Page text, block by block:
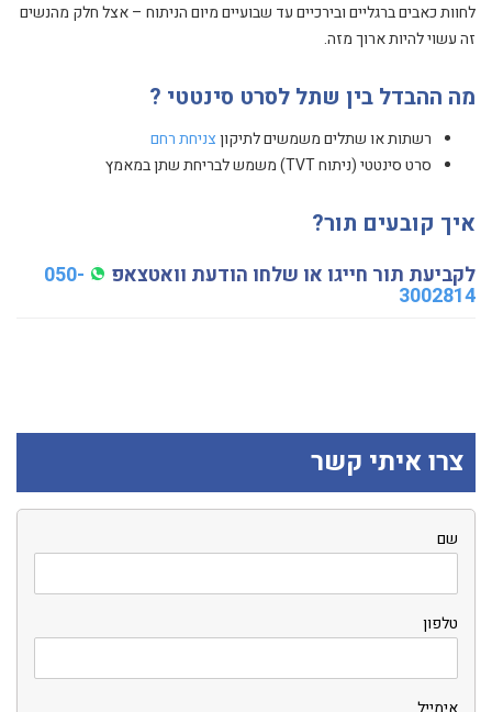
לחוות כאבים ברגליים ובירכיים עד שבועיים מיום הניתוח – אצל חלק מהנשים
זה עשוי להיות ארוך מזה.
מה ההבדל בין שתל לסרט סינטטי ?
רשתות או שתלים משמשים לתיקוןצניחת רחם
סרט סינטטי (ניתוח TVT) משמש לבריחת שתן במאמץ
איך קובעים תור?
לקביעת תור חייגו או שלחו הודעת וואטצאפ 050-
3002814
צרו איתי קשר
שם
טלפון